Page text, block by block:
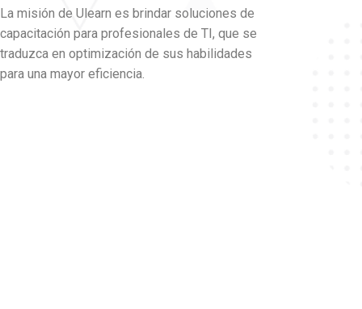
La misión de Ulearn es brindar soluciones de
capacitación para profesionales de TI, que se
traduzca en optimización de sus habilidades
para una mayor eficiencia.